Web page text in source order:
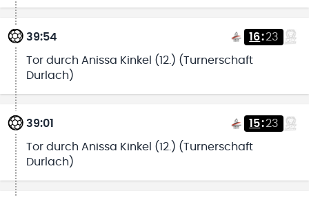
39:54 16:23
Tor durch Anissa Kinkel (12.) (Turnerschaft
Durlach)
39:01 15:23
Tor durch Anissa Kinkel (12.) (Turnerschaft
Durlach)